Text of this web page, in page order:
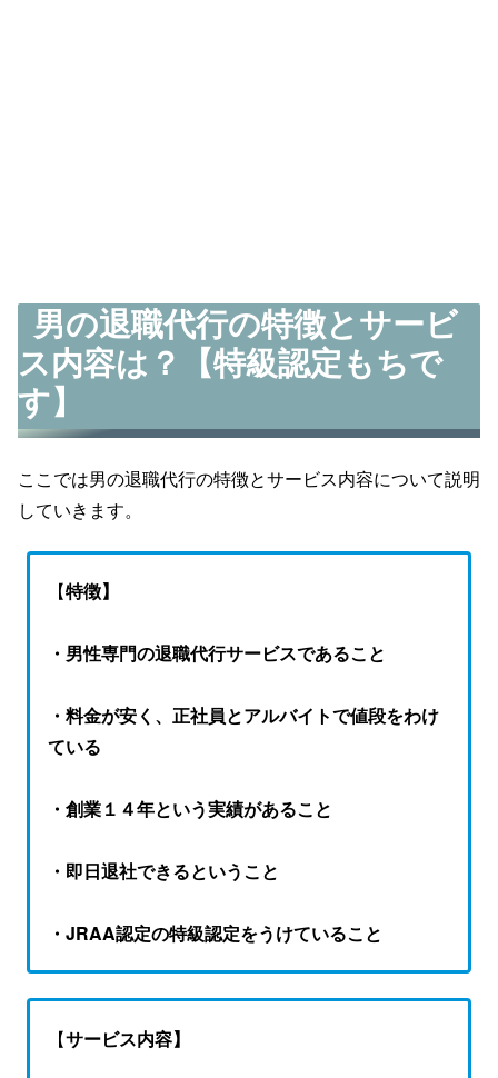
男の退職代行の特徴とサービ
ス内容は？【特級認定もちで
す】
ここでは男の退職代行の特徴とサービス内容について説明
していきます。
【特徴】
・男性専門の退職代行サービスであること
・料金が安く、正社員とアルバイトで値段をわけ
ている
・創業１４年という実績があること
・即日退社できるということ
・JRAA認定の特級認定をうけていること
【サービス内容】